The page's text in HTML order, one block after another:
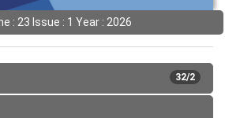
: 23 Issue : 1 Year : 2026
32/2